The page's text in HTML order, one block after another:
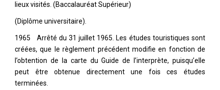
lieux visités. (Baccalauréat Supérieur)
(Diplôme universitaire).
1965 Arrêté du 31 juillet 1965. Les études touristiques sont
créées, que le règlement précédent modifie en fonction de
l’obtention de la carte du Guide de l’interprète, puisqu’elle
peut être obtenue directement une fois ces études
terminées.